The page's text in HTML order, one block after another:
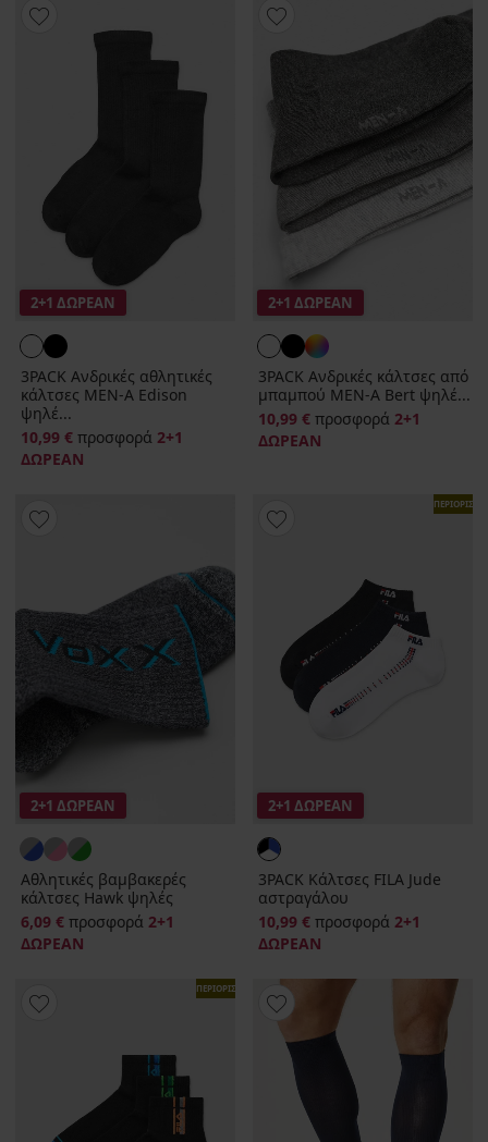
2+1 ΔΩΡΕΑΝ
3PACK Ανδρικές αθλητικές
κάλτσες MEN-A Edison
ψηλέ...
10,99 € προσφορά 2+1
ΔΩΡΕΑΝ
2+1 ΔΩΡΕΑΝ
3PACK Ανδρικές κάλτσες από
μπαμπού MEN-A Bert ψηλέ...
10,99 € προσφορά 2+1
ΔΩΡΕΑΝ
2+1 ΔΩΡΕΑΝ
Αθλητικές βαμβακερές
κάλτσες Hawk ψηλές
6,09 € προσφορά 2+1
ΔΩΡΕΑΝ
2+1 ΔΩΡΕΑΝ
3PACK Κάλτσες FILA Jude
αστραγάλου
10,99 € προσφορά 2+1
ΔΩΡΕΑΝ
ΠΕΡΙΟΡΙΣΜΕΝΑ